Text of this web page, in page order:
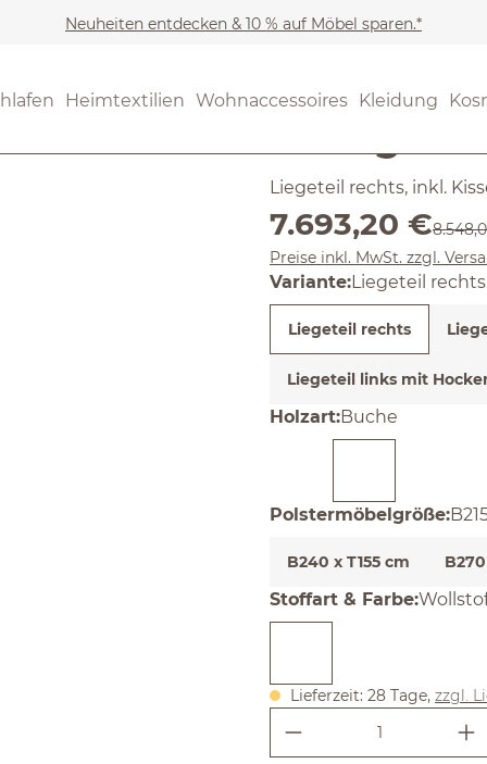
Neuheiten entdecken & 10 % auf Möbel sparen.*
Heimtextilien Wohnaccessoires Kleidung
(5) 1
Liegeteil rechts, inkl.
Verkaufspreis:
7.693,20 €
Preise inkl. MwSt. zzgl.
Variante:Liegeteil rechts
Liegeteil rechts
Liegeteil links mit
Holzartauswählen
:Buche
Polstermöbelgröße:
B240 x T155 cm
Stoffart & Farbe:
Lieferzeit: 28 Tage, zzgl.
Produkt